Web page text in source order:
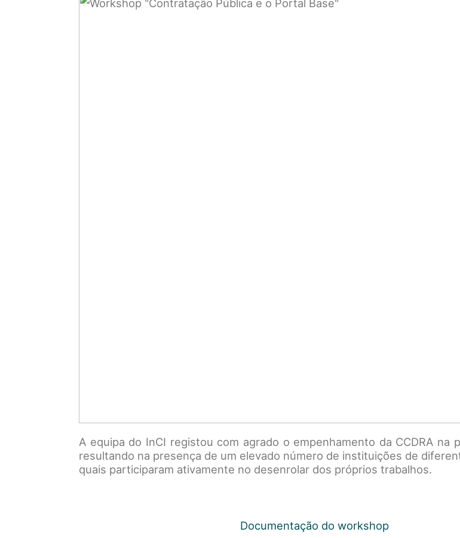
A equipa do InCI registou com agrado o empenhamento da CCDRA na
resultando na presença de um elevado número de instituições de
quais participaram ativamente no desenrolar dos próprios trabalhos.
Documentação do workshop